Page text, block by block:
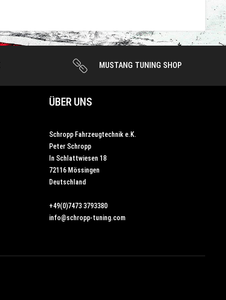
MUSTANG TUNING SHOP
ÜBER UNS
Schropp Fahrzeugtechnik e.K.
Peter Schropp
In Schlattwiesen 18
72116 Mössingen
Deutschland
+49(0)7473 3793380
info@schropp-tuning.com